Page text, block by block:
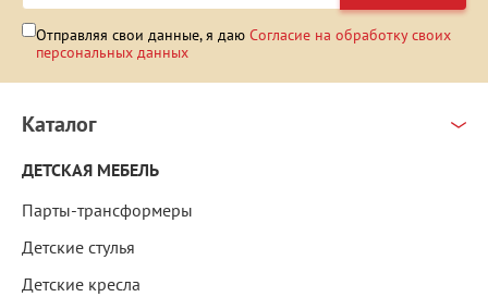
Отправляя свои данные, я даю Согласие на обработку своих
персональных данных
Каталог
ДЕТСКАЯ МЕБЕЛЬ
Парты-трансформеры
Детские стулья
Детские кресла